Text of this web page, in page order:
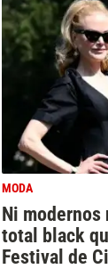
MODA
Ni
total black
Festival de